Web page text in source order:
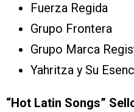
Fuerza Regida
Grupo Frontera
Grupo Marca
Yahritza y Su
“Hot Latin Songs”